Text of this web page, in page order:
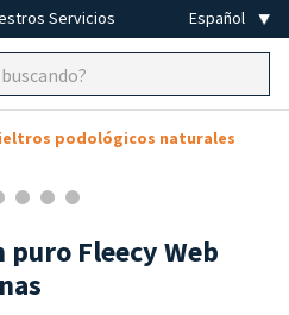
Servicios
podológicos naturales
Fleecy Web